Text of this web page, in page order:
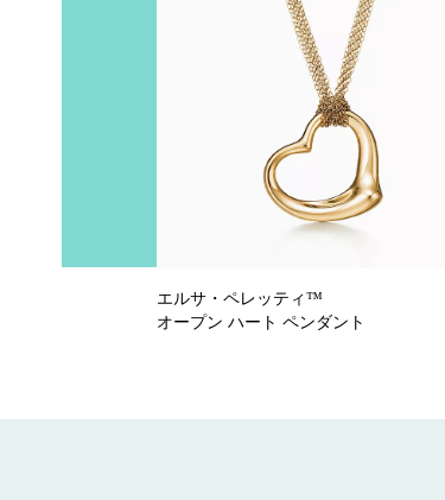
エルサ・ペレッティ™
オープン ハート ペンダント